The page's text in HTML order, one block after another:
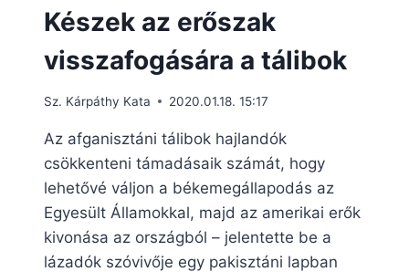
Készek az erőszak
visszafogására a tálibok
Sz. Kárpáthy Kata 2020.01.18. 15:17
Az afganisztáni tálibok hajlandók
csökkenteni támadásaik számát, hogy
lehetővé váljon a békemegállapodás az
Egyesült Államokkal, majd az amerikai erők
kivonása az országból – jelentette be a
lázadók szóvivője egy pakisztáni lapban